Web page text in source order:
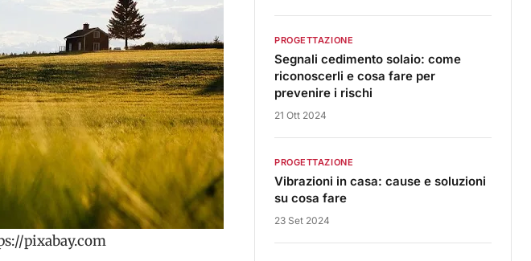
pixabay.com
PROGETTAZIONE
Segnali cedimento solaio: come
riconoscerli e cosa fare per
prevenire i rischi
21 Ott 2024
PROGETTAZIONE
Vibrazioni in casa: cause e soluzioni
su cosa fare
23 Set 2024